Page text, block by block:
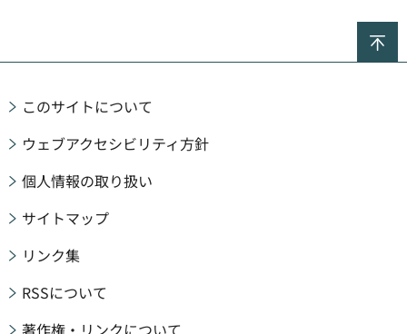
このサイトについて
ウェブアクセシビリティ方針
個人情報の取り扱い
サイトマップ
リンク集
RSSについて